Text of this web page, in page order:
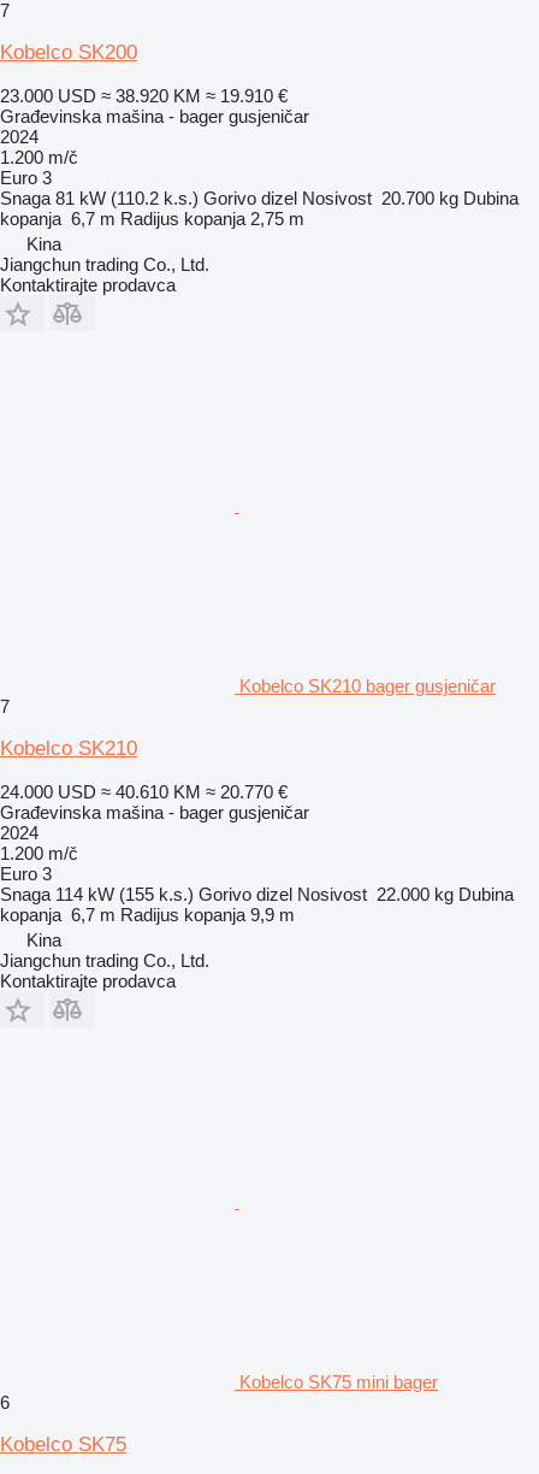
7
Kobelco SK200
23.000 USD ≈ 38.920 KM ≈ 19.910 €
Građevinska mašina - bager gusjeničar
2024
1.200 m/č
Euro 3
Snaga 81 kW (110.2 k.s.) Gorivo dizel Nosivost 20.700 kg Dubina
kopanja 6,7 m Radijus kopanja 2,75 m
Kina
Jiangchun trading Co., Ltd.
Kontaktirajte prodavca
Kobelco SK210 bager gusjeničar
7
Kobelco SK210
24.000 USD ≈ 40.610 KM ≈ 20.770 €
Građevinska mašina - bager gusjeničar
2024
1.200 m/č
Euro 3
Snaga 114 kW (155 k.s.) Gorivo dizel Nosivost 22.000 kg Dubina
kopanja 6,7 m Radijus kopanja 9,9 m
Kina
Jiangchun trading Co., Ltd.
Kontaktirajte prodavca
Kobelco SK75 mini bager
6
Kobelco SK75